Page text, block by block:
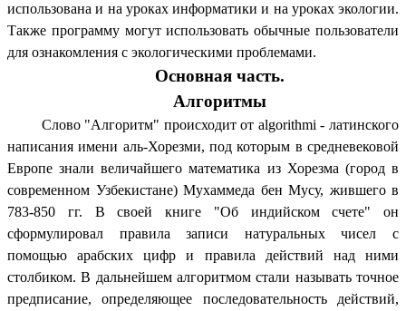
использована и на уроках информатики и на уроках экологии.
Также программу могут использовать обычные пользователи
для ознакомления с экологическими проблемами.
Основная часть.
Алгоритмы
Слово "Алгоритм" происходит от algorithmi - латинского
написания имени аль-Хорезми, под которым в средневековой
Европе знали величайшего математика из Хорезма (город в
современном Узбекистане) Мухаммеда бен Мусу, жившего в
783-850 гг. В своей книге "Об индийском счете" он
сформулировал правила записи натуральных чисел с
помощью арабских цифр и правила действий над ними
столбиком. В дальнейшем алгоритмом стали называть точное
предписание, определяющее последовательность действий,